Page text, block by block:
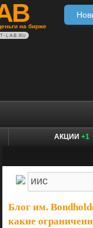
на бирже
LAB.RU
АКЦИИ +1
Блог им.
какие